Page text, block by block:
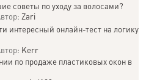
советы по уходу за волосами?
Zari
интересный онлайн-тест на логику
Kerr
по продаже пластиковых окон в